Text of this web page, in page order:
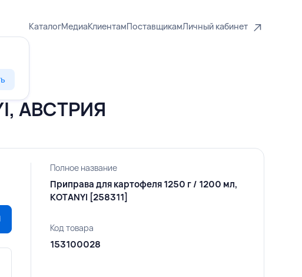
КаталогМедиаКлиентамПоставщикамЛичный кабинет
АВСТРИЯ
Полное название
Приправа для картофеля 1250 г / 1200 мл,
KOTANYI [258311]
Код товара
153100028